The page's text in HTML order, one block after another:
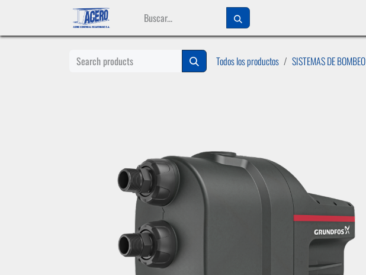
Todos los productos SISTEMAS DE BOMBEO